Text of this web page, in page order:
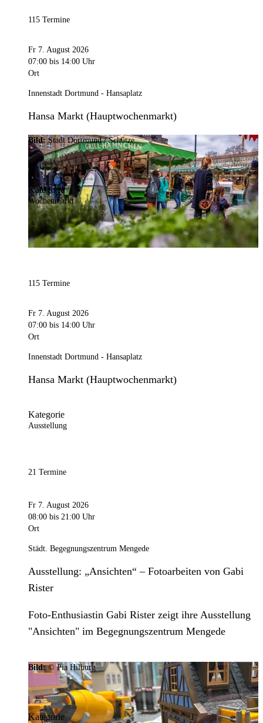
115 Termine
Fr 7. August 2026
07:00 bis 14:00 Uhr
Ort
Innenstadt Dortmund - Hansaplatz
Hansa Markt (Hauptwochenmarkt)
Bild:Stadt Dortmund / Schütze
Kategorie
Wochenmarkt
115 Termine
Fr 7. August 2026
07:00 bis 14:00 Uhr
Ort
Innenstadt Dortmund - Hansaplatz
Hansa Markt (Hauptwochenmarkt)
Kategorie
Ausstellung
21 Termine
Fr 7. August 2026
08:00 bis 21:00 Uhr
Ort
Städt. Begegnungszentrum Mengede
Ausstellung: „Ansichten“ – Fotoarbeiten von Gabi
Rister
Foto-Enthusiastin Gabi Rister zeigt ihre Ausstellung
"Ansichten" im Begegnungszentrum Mengede
Bild:© Pia Hilburg
Kategorie